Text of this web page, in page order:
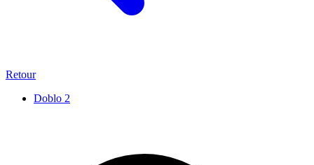
Retour
Doblo 2